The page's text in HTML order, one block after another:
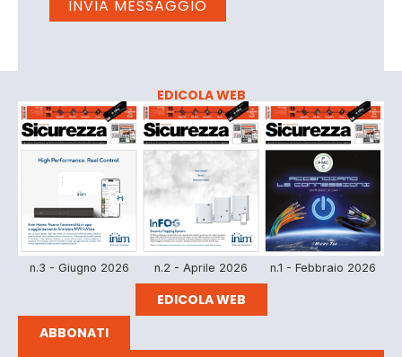
EDICOLA WEB
n.3 - Giugno 2026 n.2 - Aprile 2026 n.1 - Febbraio 2026
EDICOLA WEB
ABBONATI